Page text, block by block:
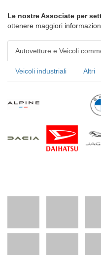
Le nostre Associate per
ottenere maggiori
Autovetture e Veicoli
Veicoli industriali Altri